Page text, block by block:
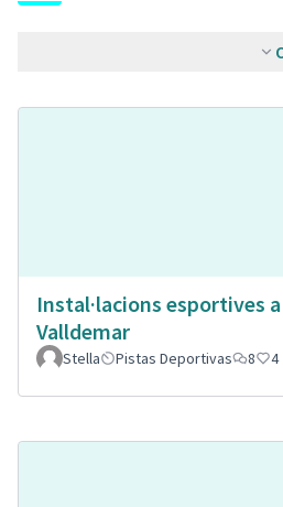
Instal·lacions esportives a
Valldemar
Stella Pistas Deportivas 8 4